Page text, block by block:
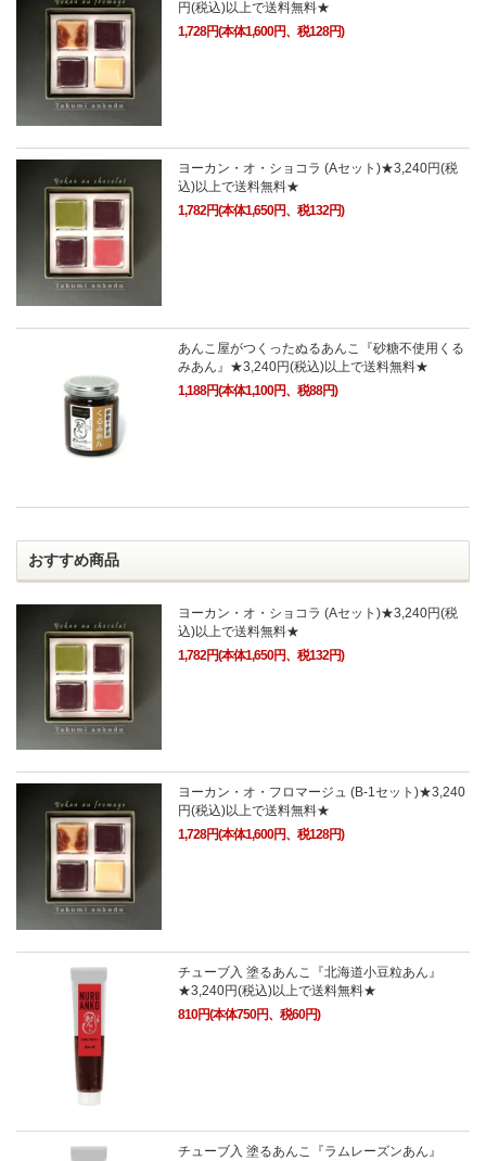
円(税込)以上で送料無料★
1,728円(本体1,600円、税128円)
ヨーカン・オ・ショコラ (Aセット)★3,240円(税
込)以上で送料無料★
1,782円(本体1,650円、税132円)
あんこ屋がつくったぬるあんこ『砂糖不使用くる
みあん』★3,240円(税込)以上で送料無料★
1,188円(本体1,100円、税88円)
おすすめ商品
ヨーカン・オ・ショコラ (Aセット)★3,240円(税
込)以上で送料無料★
1,782円(本体1,650円、税132円)
ヨーカン・オ・フロマージュ (B-1セット)★3,240
円(税込)以上で送料無料★
1,728円(本体1,600円、税128円)
チューブ入 塗るあんこ『北海道小豆粒あん』
★3,240円(税込)以上で送料無料★
810円(本体750円、税60円)
チューブ入 塗るあんこ『ラムレーズンあん』